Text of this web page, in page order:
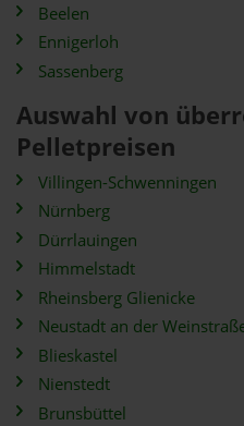
Beelen
Ennigerloh
Sassenberg
Auswahl von
Pelletpreisen
Villingen-Schwenningen
Nürnberg
Dürrlauingen
Himmelstadt
Rheinsberg Glienicke
Neustadt an der
Blieskastel
Nienstedt
Brunsbüttel